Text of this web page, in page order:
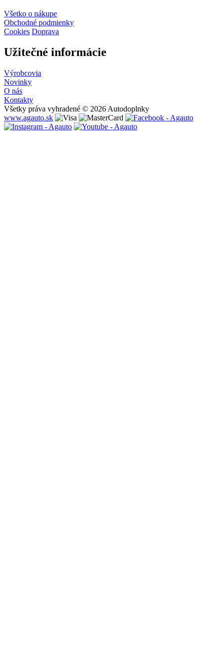
Všetko o nákupe
Obchodné podmienky
Cookies Doprava
Užitečné informácie
Výrobcovia
Novinky
O nás
Kontakty
Všetky práva vyhradené © 2026 Autodoplnky
www.agauto.sk